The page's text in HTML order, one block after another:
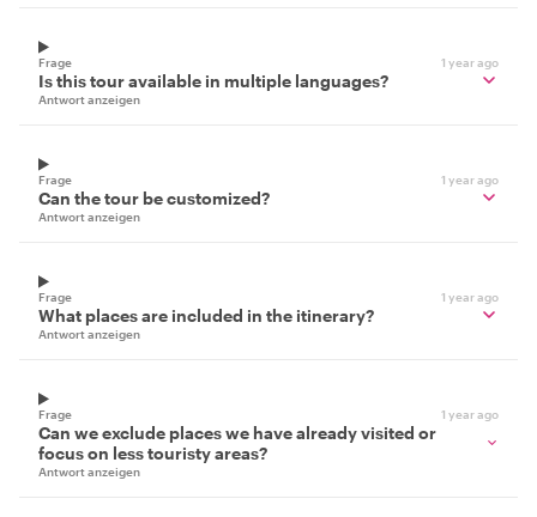
Frage 1 year ago
Is this tour available in multiple languages?
Antwort anzeigen
Frage 1 year ago
Can the tour be customized?
Antwort anzeigen
Frage 1 year ago
What places are included in the itinerary?
Antwort anzeigen
Frage 1 year ago
Can we exclude places we have already visited or
focus on less touristy areas?
Antwort anzeigen